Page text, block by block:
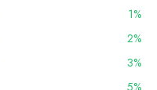
1%
2%
3%